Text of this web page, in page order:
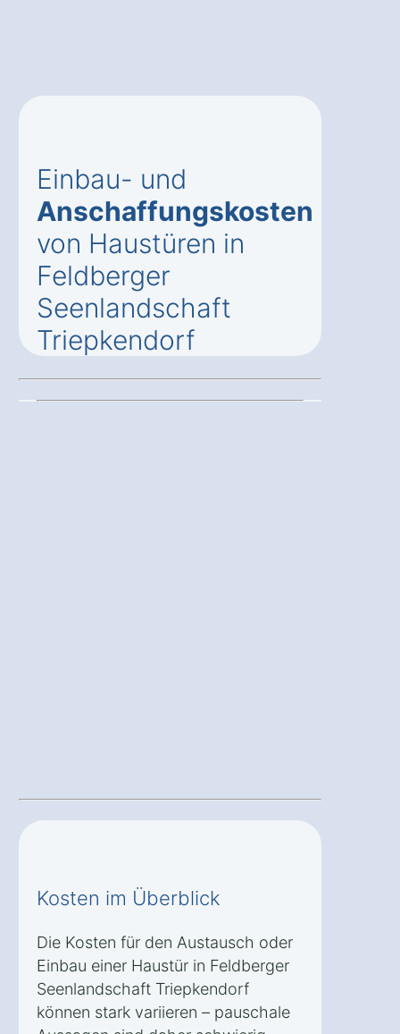
Einbau- und
Anschaffungskosten
von Haustüren in
Feldberger
Seenlandschaft
Triepkendorf
Kosten im Überblick
Die Kosten für den Austausch oder
Einbau einer Haustür in Feldberger
Seenlandschaft Triepkendorf
können stark variieren – pauschale